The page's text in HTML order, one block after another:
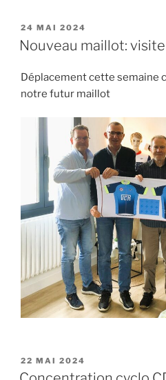
PUBLIÉ
LE
24 MAI 2024
Nouveau maillot:
Déplacement cette semaine
notre futur maillot
PUBLIÉ
LE
22 MAI 2024